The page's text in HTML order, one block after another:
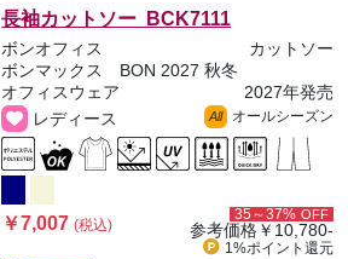
長袖カットソー BCK7111
ボンオフィス
カットソー
ボンマックス BON 2027 秋冬
オフィスウェア
2027年発売
レディース
All オールシーズン
￥7,007(税込)
35～37% OFF
参考価格￥10,780-
1%ポイント 還元